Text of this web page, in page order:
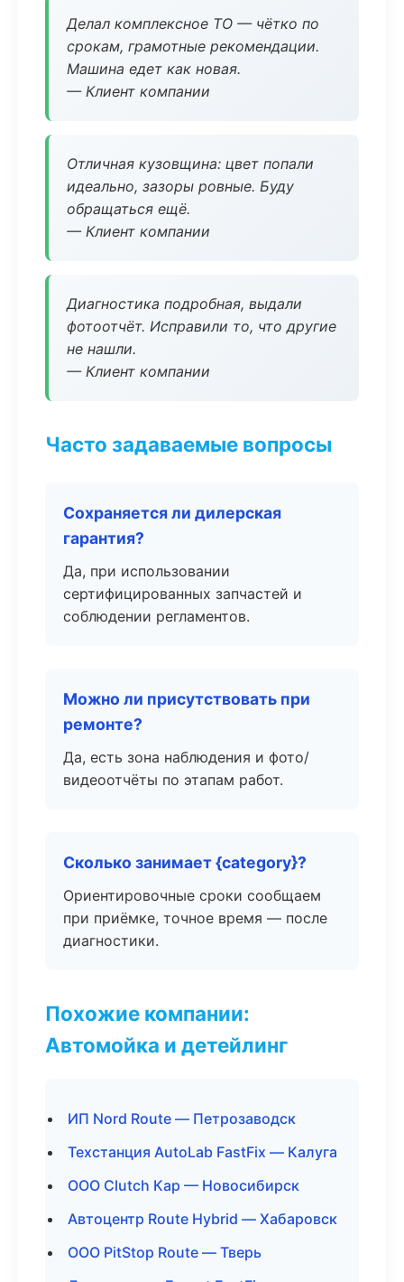
Делал комплексное ТО — чётко по
срокам, грамотные рекомендации.
Машина едет как новая.
— Клиент компании
Отличная кузовщина: цвет попали
идеально, зазоры ровные. Буду
обращаться ещё.
— Клиент компании
Диагностика подробная, выдали
фотоотчёт. Исправили то, что другие
не нашли.
— Клиент компании
Часто задаваемые вопросы
Сохраняется ли дилерская
гарантия?
Да, при использовании
сертифицированных запчастей и
соблюдении регламентов.
Можно ли присутствовать при
ремонте?
Да, есть зона наблюдения и фото/
видеоотчёты по этапам работ.
Сколько занимает {category}?
Ориентировочные сроки сообщаем
при приёмке, точное время — после
диагностики.
Похожие компании:
Автомойка и детейлинг
ИП Nord Route — Петрозаводск
Техстанция AutoLab FastFix — Калуга
ООО Clutch Кар — Новосибирск
Автоцентр Route Hybrid — Хабаровск
ООО PitStop Route — Тверь